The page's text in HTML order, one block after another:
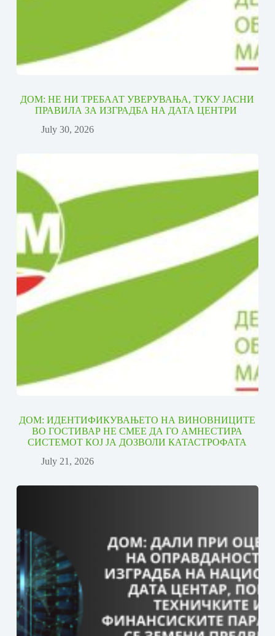
ДОМ: НЕ НИ ТРЕБААТ УВЕРУВАЊА, ТУКУ ЈАСНИ
ПРАВИЛА ЗА ИЗГРАДБА НА ДАТА ЦЕНТРИ
July 30, 2026
ДОМ: ИДЕНТИФИКУВАЊЕТО НА ВИНОВНИЦИТЕ
ВО ГОСТИВАР НЕ СМЕЕ ДА ГО АМНЕСТИРА
СИСТЕМОТ КОЈ ЈА ДОЗВОЛИ КАТАСТРОФАТА
July 21, 2026